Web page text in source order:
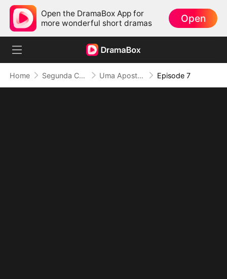
Open the DramaBox App for
more wonderful short dramas
Open
Home Segunda Chance no Amor Uma Aposta de Amor ou Morte Episode 7